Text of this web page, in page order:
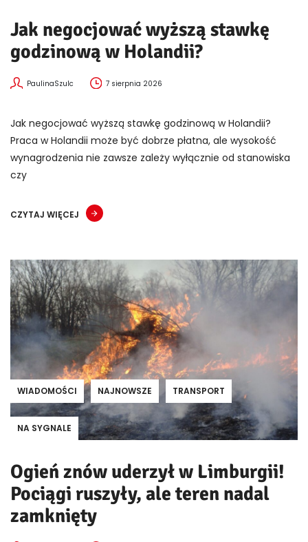
Jak negocjować wyższą stawkę
godzinową w Holandii?
PaulinaSzulc 7 sierpnia 2026
Jak negocjować wyższą stawkę godzinową w Holandii?
Praca w Holandii może być dobrze płatna, ale wysokość
wynagrodzenia nie zawsze zależy wyłącznie od stanowiska
czy
CZYTAJ WIĘCEJ
WIADOMOŚCI NAJNOWSZE TRANSPORT
NA SYGNALE
Ogień znów uderzył w Limburgii!
Pociągi ruszyły, ale teren nadal
zamknięty